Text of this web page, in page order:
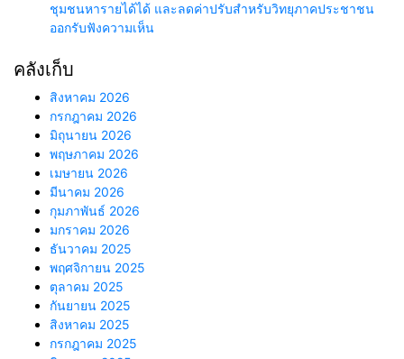
ชุมชนหารายได้ได้ และลดค่าปรับสำหรับวิทยุภาคประชาชน
ออกรับฟังความเห็น
คลังเก็บ
สิงหาคม 2026
กรกฎาคม 2026
มิถุนายน 2026
พฤษภาคม 2026
เมษายน 2026
มีนาคม 2026
กุมภาพันธ์ 2026
มกราคม 2026
ธันวาคม 2025
พฤศจิกายน 2025
ตุลาคม 2025
กันยายน 2025
สิงหาคม 2025
กรกฎาคม 2025